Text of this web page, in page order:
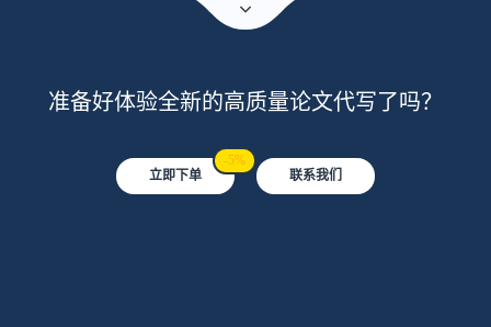
准备好体验全新的高质量论文代写了吗？
立即下单
-5%
联系我们